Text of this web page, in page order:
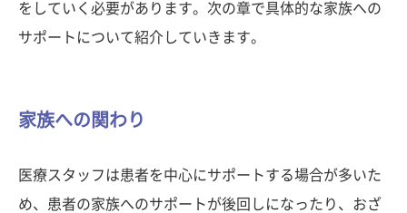
をしていく必要があります。次の章で具体的な家族への
サポートについて紹介していきます。
家族への関わり
医療スタッフは患者を中心にサポートする場合が多いた
め、患者の家族へのサポートが後回しになったり、おざ